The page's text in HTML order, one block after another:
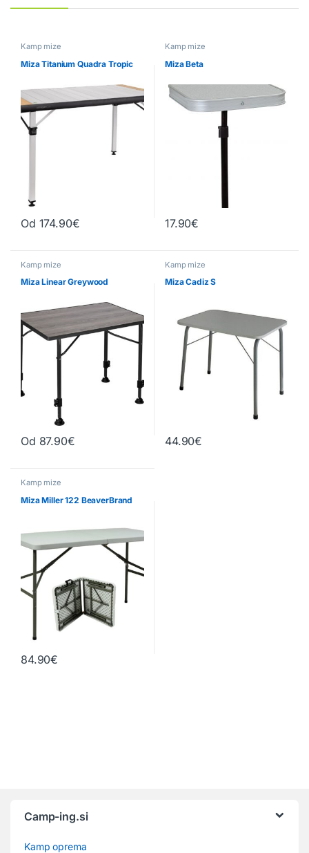
Kamp mize
Miza Titanium Quadra Tropic
Od 174.90€
Kamp mize
Miza Beta
17.90€
Kamp mize
Miza Linear Greywood
Od 87.90€
Kamp mize
Miza Cadiz S
44.90€
Kamp mize
Miza Miller 122 BeaverBrand
84.90€
Camp-ing.si
Kamp oprema